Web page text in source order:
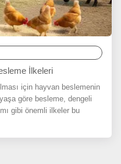
İlkeleri
için hayvan beslemenin
göre besleme, dengeli
gibi önemli ilkeler bu